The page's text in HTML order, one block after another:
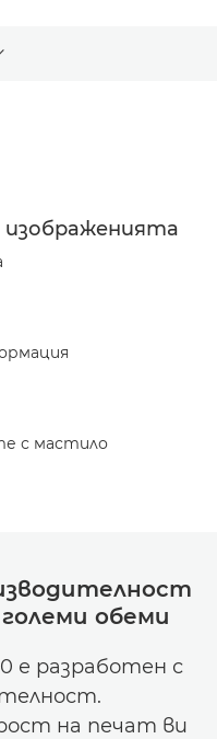
breadcrumbs
изображенията
с мастило
обеми
е разработен с
на печат ви